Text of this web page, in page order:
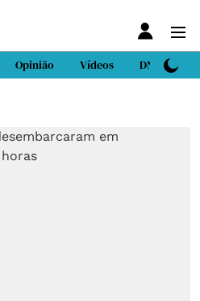
Opinião Vídeos DN Sport